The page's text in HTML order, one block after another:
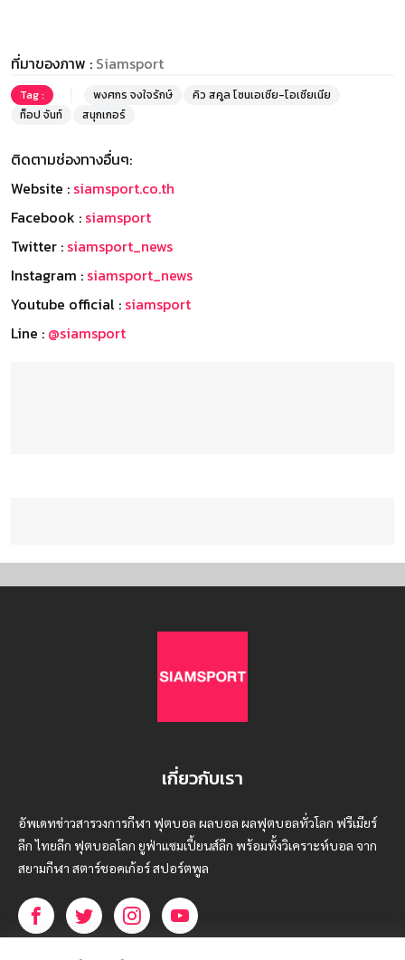
ที่มาของภาพ : Siamsport
Tag : พงศกร จงใจรักษ์
คิว สคูล โซนเอเชีย-โอเชียเนีย
ท็อป จันท์
สนุกเกอร์
ติดตามช่องทางอื่นๆ:
Website : siamsport.co.th
Facebook : siamsport
Twitter : siamsport_news
Instagram : siamsport_news
Youtube official : siamsport
Line : @siamsport
เกี่ยวกับเรา
อัพเดทข่าวสารวงการกีฬา ฟุตบอล ผลบอล ผลฟุตบอลทั่วโลก ฟรีเมียร์
ลีก ไทยลีก ฟุตบอลโลก ยูฟ่าแซมเปี้ยนส์ลีก พร้อมทั้งวิเคราะห์บอล จาก
สยามกีฬา สตาร์ชอคเก้อร์ สปอร์ตพูล